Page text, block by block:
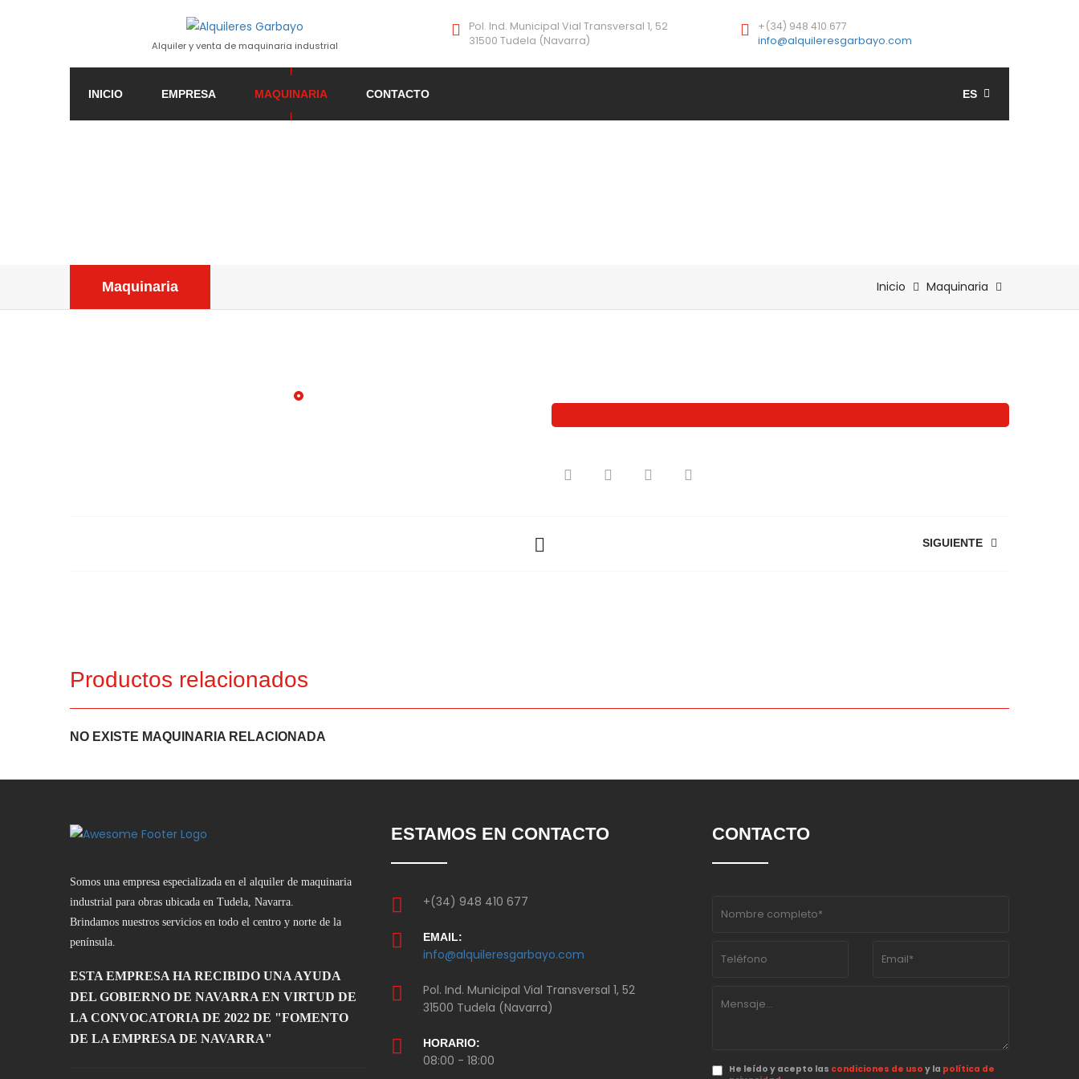
Alquiler y venta de maquinaria industrial
Pol. Ind. Municipal Vial Transversal 1, 52
31500 Tudela (Navarra)
+(34) 948 410 677
info@alquileresgarbayo.com
INICIO EMPRESA MAQUINARIA CONTACTO ES
Maquinaria Inicio Maquinaria
SIGUIENTE
Productos relacionados
NO EXISTE MAQUINARIA RELACIONADA
Somos una empresa especializada en el alquiler de maquinaria
industrial para obras ubicada en Tudela, Navarra.
Brindamos nuestros servicios en todo el centro y norte de la
península.
ESTA EMPRESA HA RECIBIDO UNA AYUDA
DEL GOBIERNO DE NAVARRA EN VIRTUD DE
LA CONVOCATORIA DE 2022 DE "FOMENTO
DE LA EMPRESA DE NAVARRA"
ESTAMOS EN CONTACTO
+(34) 948 410 677
EMAIL:
info@alquileresgarbayo.com
Pol. Ind. Municipal Vial Transversal 1, 52
31500 Tudela (Navarra)
HORARIO:
08:00 - 18:00
CONTACTO
He leído y acepto las condiciones de uso y la política de